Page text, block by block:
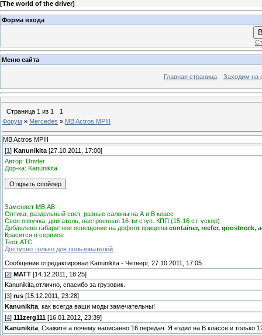
[The world of the driver]
Форма входа
Меню сайта
Главная страница Заходим на
Страница 1 из 1
1
Форум » Mercedes » MB Actros MPIII
MB Actros MPIII
[1 ] Kanunikita [27.10.2011, 17:00]
Автор: Drivter
Дор-ка: Kanunikita
Заменяет МВ АВ
Оптика, раздельный свет, разные салоны на А и В класс
Своя озвучка, двигатель, настроенная 16-ти ступ. КПП (15-16 ст. ускор)
Добавлено габаритное освещение на дефолт прицепы container, reefer, goostneck,
Красится в сервисе
Тест АТС
Доступно только для пользователей
Сообщение отредактировал Kanunikita - Четверг, 27.10.2011, 17:05
[2] MATT [14.12.2011, 18:25]
Kanunikita,отлично, спасибо за грузовик.
[3] rus [15.12.2011, 23:28]
Kanunikita , как всегда ваши моды замечательны!
[4] 111zerg111 [16.01.2012, 23:39]
Kanunikita , Скажите а почему написанно 16 передач. Я ездил на B классе и только